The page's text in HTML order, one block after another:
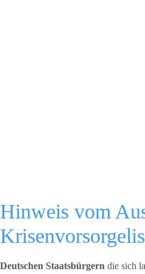
Hinweis vom
Deutschen Staatsbürgern die sich